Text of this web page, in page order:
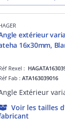
extérieur
16x30mm,
Rexel :
Fab :ATA163039016
Voir les tailles